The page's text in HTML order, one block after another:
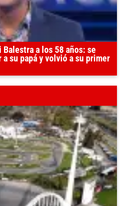
Balestra a los 58 años: se
su papá y volvió a su primer